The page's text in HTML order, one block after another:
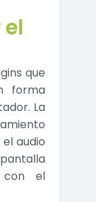
que
forma
La
audio
con el